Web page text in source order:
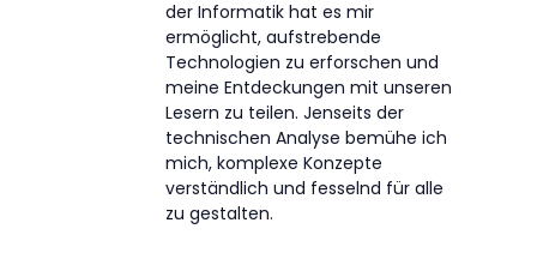
der Informatik hat es mir
ermöglicht, aufstrebende
Technologien zu erforschen und
meine Entdeckungen mit unseren
Lesern zu teilen. Jenseits der
technischen Analyse bemühe ich
mich, komplexe Konzepte
verständlich und fesselnd für alle
zu gestalten.